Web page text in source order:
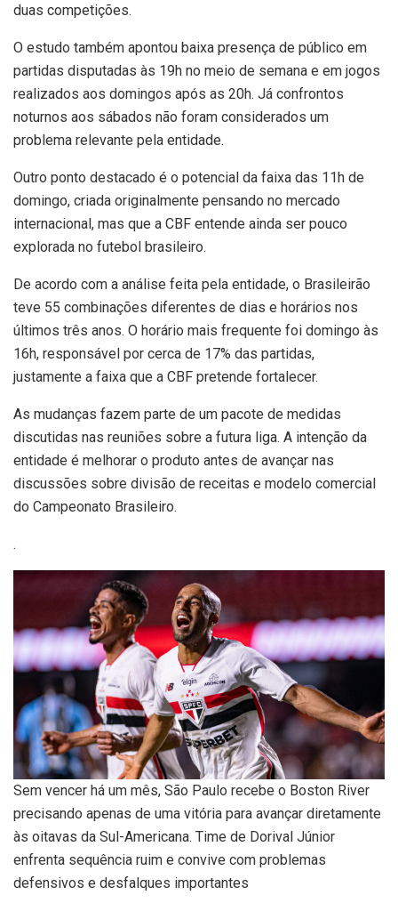
duas competições.
O estudo também apontou baixa presença de público em
partidas disputadas às 19h no meio de semana e em jogos
realizados aos domingos após as 20h. Já confrontos
noturnos aos sábados não foram considerados um
problema relevante pela entidade.
Outro ponto destacado é o potencial da faixa das 11h de
domingo, criada originalmente pensando no mercado
internacional, mas que a CBF entende ainda ser pouco
explorada no futebol brasileiro.
De acordo com a análise feita pela entidade, o Brasileirão
teve 55 combinações diferentes de dias e horários nos
últimos três anos. O horário mais frequente foi domingo às
16h, responsável por cerca de 17% das partidas,
justamente a faixa que a CBF pretende fortalecer.
As mudanças fazem parte de um pacote de medidas
discutidas nas reuniões sobre a futura liga. A intenção da
entidade é melhorar o produto antes de avançar nas
discussões sobre divisão de receitas e modelo comercial
do Campeonato Brasileiro.
.
Sem vencer há um mês, São Paulo recebe o Boston River
precisando apenas de uma vitória para avançar diretamente
às oitavas da Sul-Americana. Time de Dorival Júnior
enfrenta sequência ruim e convive com problemas
defensivos e desfalques importantes